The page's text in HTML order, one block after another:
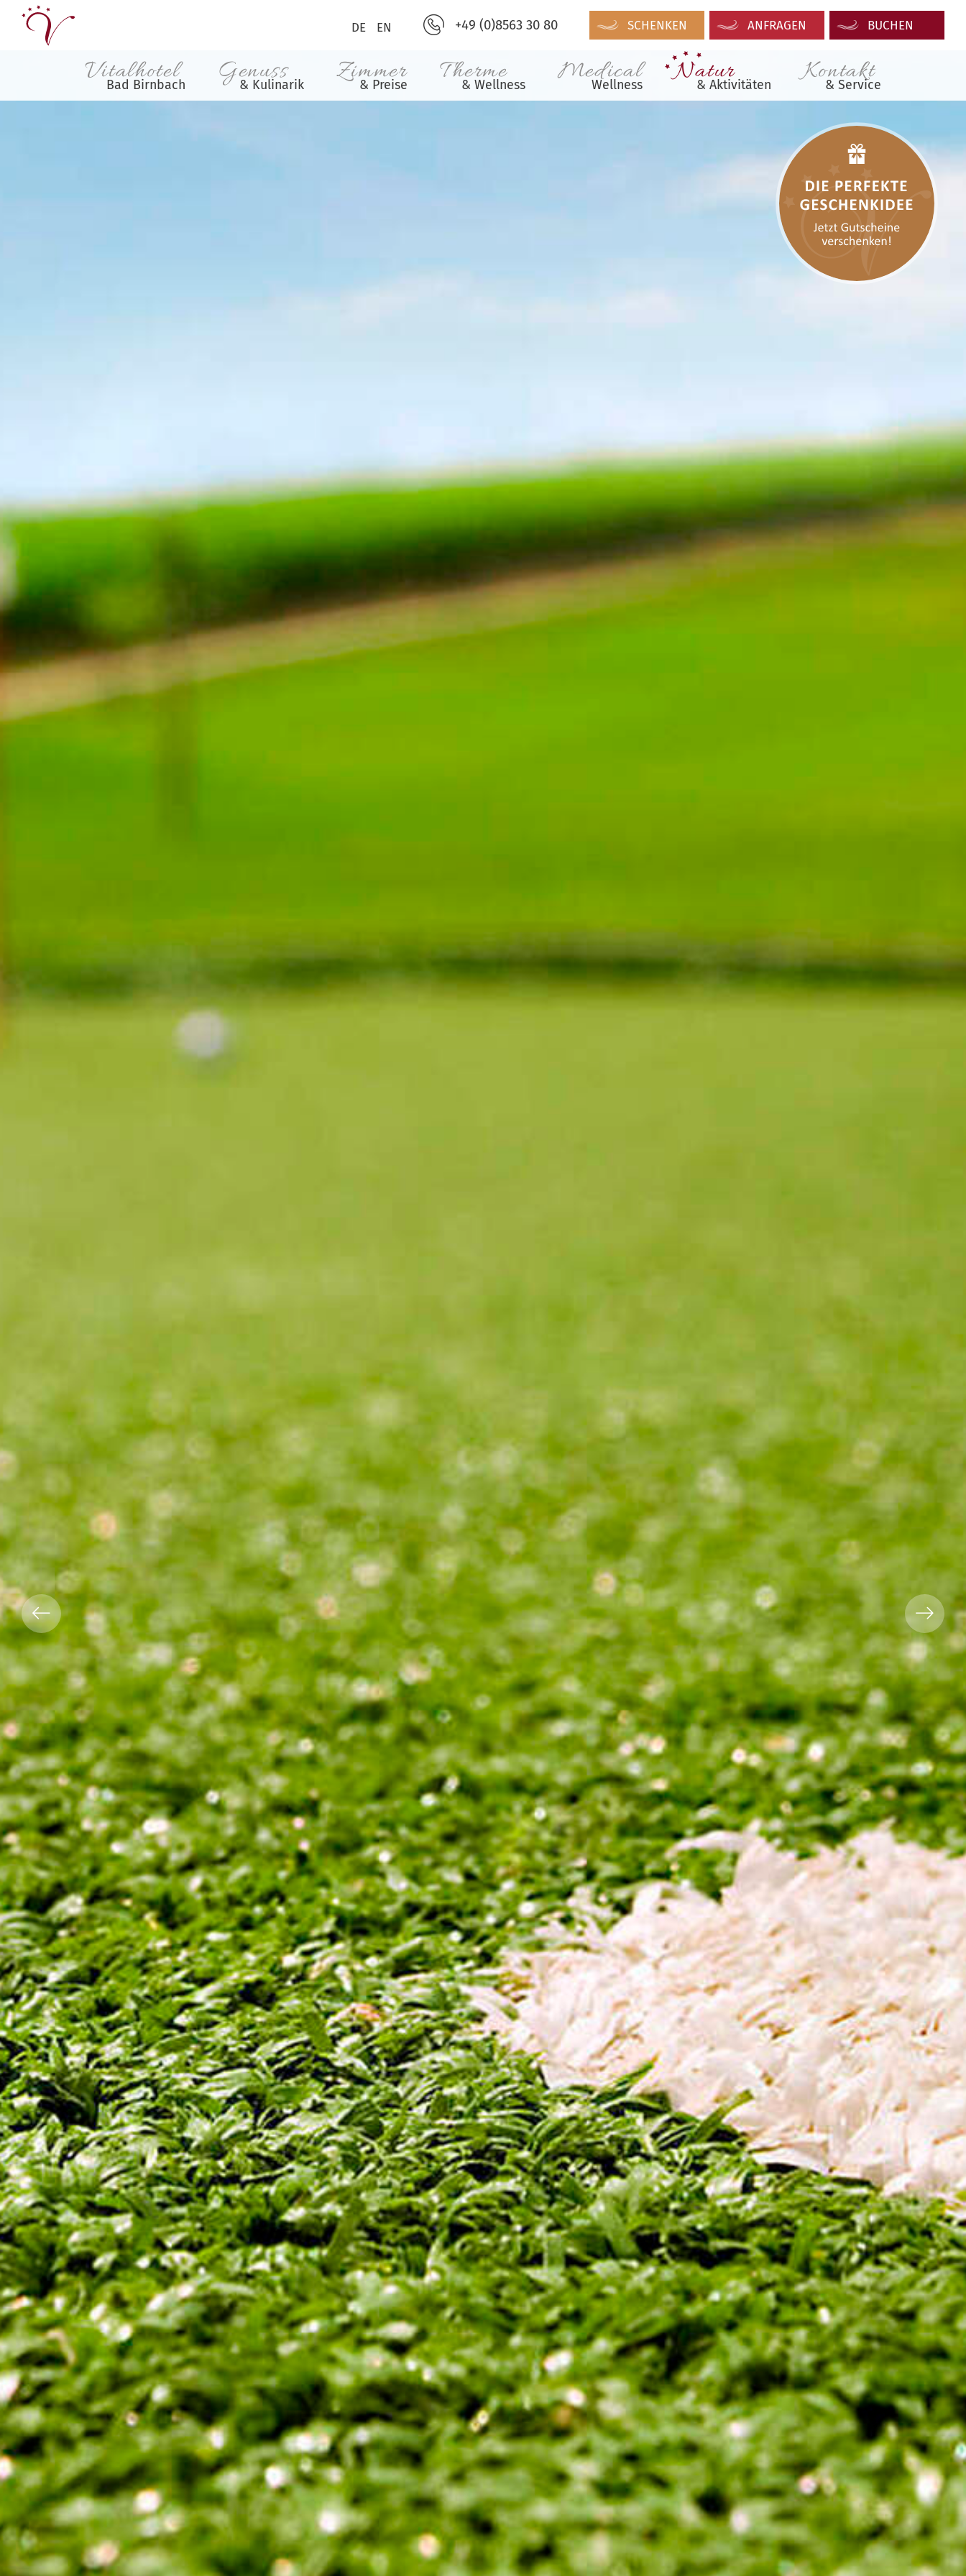
DE EN +49 (0)8563 30 80 SCHENKEN ANFRAGEN BUCHEN
Vitalhotel
Bad Birnbach Genuss
& Kulinarik Zimmer
& Preise Therme
& Wellness Medical
Wellness Natur
& Aktivitäten Kontakt
& Service